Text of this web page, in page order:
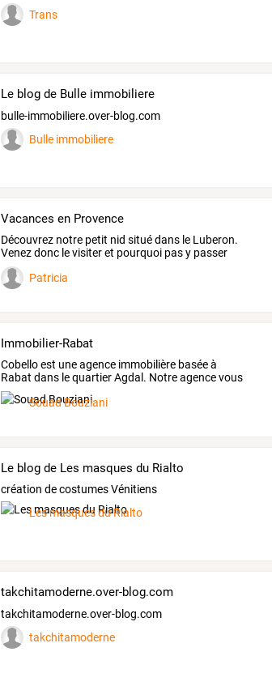
Trans
Le blog de Bulle immobiliere
bulle-immobiliere.over-blog.com
Bulle immobiliere
Vacances en Provence
Découvrez notre petit nid situédans le Luberon.
Venezdonc levisiteret pourquoi pasy passer
vos…
Patricia
Immobilier-Rabat
Cobelloest uneagence immobilière baséeà
Rabat dans lequartierAgdal. Notreagencevous
propose
Souad Bouziani
Le blog de Les masques du Rialto
création de costumes Vénitiens
Les masques du Rialto
takchitamoderne.over-blog.com
takchitamoderne.over-blog.com
takchitamoderne